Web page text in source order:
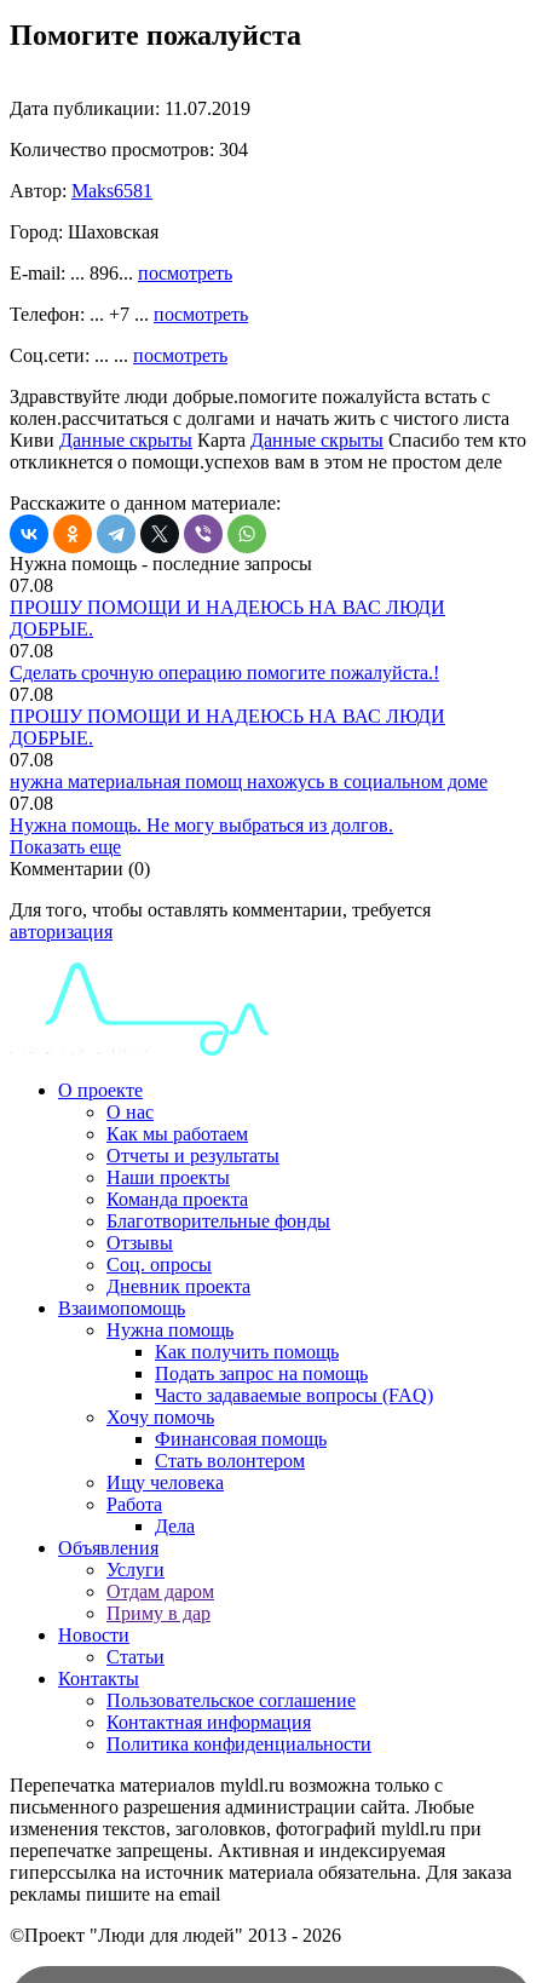
Помогите пожалуйста
Дата публикации: 11.07.2019
Количество просмотров: 304
Автор: Maks6581
Город: Шаховская
E-mail: ... 896... посмотреть
Телефон: ... +7 ... посмотреть
Соц.сети: ... ... посмотреть
Здравствуйте люди добрые.помогите пожалуйста встать с
колен.рассчитаться с долгами и начать жить с чистого листа
Киви Данные скрыты Карта Данные скрыты Спасибо тем кто
откликнется о помощи.успехов вам в этом не простом деле
Расскажите о данном материале:
Нужна помощь - последние запросы
07.08
ПРОШУ ПОМОЩИ И НАДЕЮСЬ НА ВАС ЛЮДИ
ДОБРЫЕ.
07.08
Сделать срочную операцию помогите пожалуйста.!
07.08
ПРОШУ ПОМОЩИ И НАДЕЮСЬ НА ВАС ЛЮДИ
ДОБРЫЕ.
07.08
нужна материальная помощ нахожусь в социальном доме
07.08
Нужна помощь. Не могу выбраться из долгов.
Показать еще
Комментарии (0)
Для того, чтобы оставлять комментарии, требуется
авторизация
О проекте
О нас
Как мы работаем
Отчеты и результаты
Наши проекты
Команда проекта
Благотворительные фонды
Отзывы
Соц. опросы
Дневник проекта
Взаимопомощь
Нужна помощь
Как получить помощь
Подать запрос на помощь
Часто задаваемые вопросы (FAQ)
Хочу помочь
Финансовая помощь
Стать волонтером
Ищу человека
Работа
Дела
Объявления
Услуги
Отдам даром
Приму в дар
Новости
Статьи
Контакты
Пользовательское соглашение
Контактная информация
Политика конфиденциальности
Перепечатка материалов myldl.ru возможна только с
письменного разрешения администрации сайта. Любые
изменения текстов, заголовков, фотографий myldl.ru при
перепечатке запрещены. Активная и индексируемая
гиперссылка на источник материала обязательна. Для заказа
рекламы пишите на еmail
©Проект "Люди для людей" 2013 - 2026